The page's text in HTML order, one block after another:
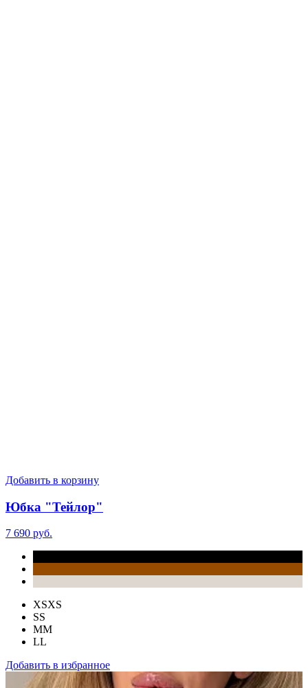
Добавить в корзину
Юбка "Тейлор"
7 690 руб.
XSXS
SS
MM
LL
Добавить в избранное